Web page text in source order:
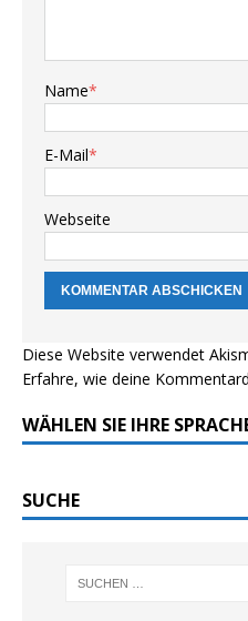
Name*
E-Mail*
Webseite
Diese Website verwendet
Erfahre, wie deine
WÄHLEN SIE IHRE
SUCHE